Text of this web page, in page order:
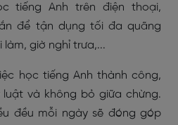
tiếng Anh trên điện thoại,
để tận dụng tối đa quãng
làm, giờ nghỉ trưa,...
học tiếng Anh thành công,
và không bỏ giữa chừng.
đều mỗi ngày sẽ đóng góp